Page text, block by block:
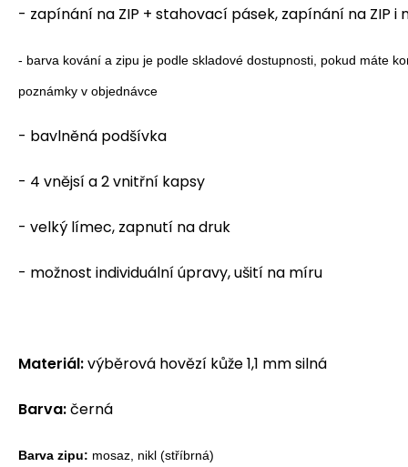
- zapínání na ZIP + stahovací pásek, zapínání na ZIP i
- barva kování a zipu je podle skladové dostupnosti, pokud máte
poznámky v objednávce
- bavlněná podšívka
- 4 vnějsí a 2 vnitřní kapsy
- velký límec, zapnutí na druk
- možnost individuální úpravy, ušití na míru
Materiál:výběrová hovězí kůže 1,1 mm silná
Barva:černá
Barva zipu: mosaz, nikl (stříbrná)